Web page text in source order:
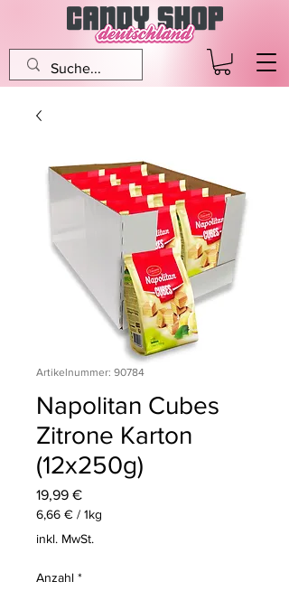
Artikelnummer: 90784
Napolitan Cubes
Zitrone Karton
(12x250g)
19,99 €Preis
6,66 € / 1kg
6,66 €
pro
Kilogramm
inkl. MwSt.
Anzahl *